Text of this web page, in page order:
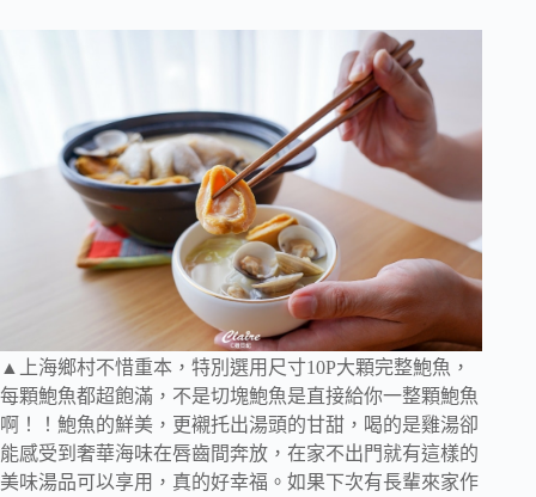
▲上海鄉村不惜重本，特別選用尺寸10P大顆完整鮑魚，
每顆鮑魚都超飽滿，不是切塊鮑魚是直接給你一整顆鮑魚
啊！！鮑魚的鮮美，更襯托出湯頭的甘甜，喝的是雞湯卻
能感受到奢華海味在唇齒間奔放，在家不出門就有這樣的
美味湯品可以享用，真的好幸福。如果下次有長輩來家作